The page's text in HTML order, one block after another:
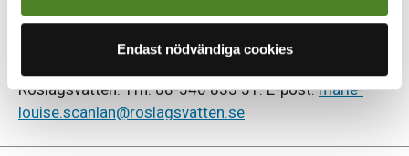
Endast nödvändiga cookies
Käppalaförbundet. Tfn: 08-766 67 00. E-post:
Roslagsvatten. Tfn: 08-540 835 51. E-post:marie-
louise.scanlan@roslagsvatten.se